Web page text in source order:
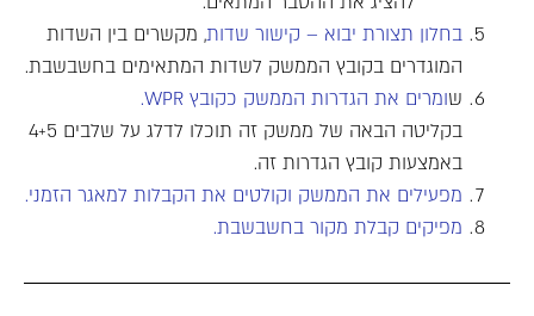
בחלון תצורת יבוא – קישור שדות, מקשרים בין השדות
המוגדרים בקובץ הממשק לשדות המתאימים בחשבשבת.
שומרים את הגדרות הממשק כקובץ WPR.
בקליטה הבאה של ממשק זה תוכלו לדלג על שלבים 4+5
באמצעות קובץ הגדרות זה.
מפעילים את הממשק וקולטים את הקבלות למאגר הזמני.
מפיקים קבלת מקור בחשבשבת.